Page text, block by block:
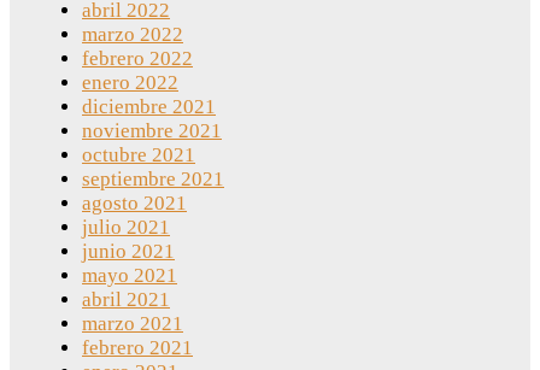
abril 2022
marzo 2022
febrero 2022
enero 2022
diciembre 2021
noviembre 2021
octubre 2021
septiembre 2021
agosto 2021
julio 2021
junio 2021
mayo 2021
abril 2021
marzo 2021
febrero 2021